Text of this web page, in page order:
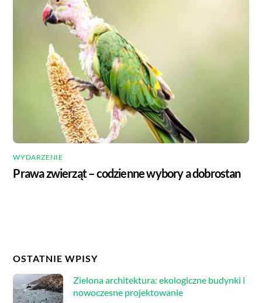
WYDARZENIE
Prawa zwierząt – codzienne wybory a dobrostan
OSTATNIE WPISY
Zielona architektura: ekologiczne budynki i
nowoczesne projektowanie